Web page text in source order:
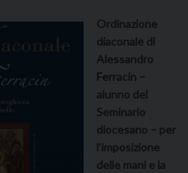
Ordinazione
diaconale di
Alessandro
Ferracin –
alunno del
Seminario
diocesano – per
l’imposizione
delle mani e la